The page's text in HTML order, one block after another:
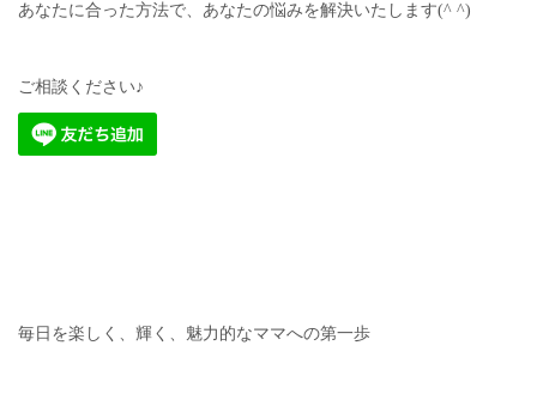
あなたに合った方法で、あなたの悩みを解決いたします(^ ^)
ご相談ください♪
毎日を楽しく、輝く、魅力的なママへの第一歩